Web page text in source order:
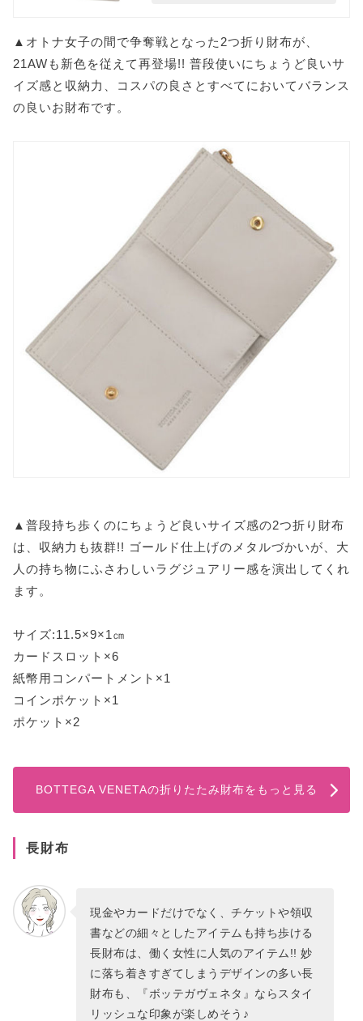
▲オトナ女子の間で争奪戦となった2つ折り財布が、
21AWも新色を従えて再登場!! 普段使いにちょうど良いサ
イズ感と収納力、コスパの良さとすべてにおいてバランス
の良いお財布です。
▲普段持ち歩くのにちょうど良いサイズ感の2つ折り財布
は、収納力も抜群!! ゴールド仕上げのメタルづかいが、大
人の持ち物にふさわしいラグジュアリー感を演出してくれ
ます。
サイズ:11.5×9×1㎝
カードスロット×6
紙幣用コンパートメント×1
コインポケット×1
ポケット×2
BOTTEGA VENETAの折りたたみ財布をもっと見る
長財布
現金やカードだけでなく、チケットや領収
書などの細々としたアイテムも持ち歩ける
長財布は、働く女性に人気のアイテム!! 妙
に落ち着きすぎてしまうデザインの多い長
財布も、『ボッテガヴェネタ』ならスタイ
リッシュな印象が楽しめそう♪